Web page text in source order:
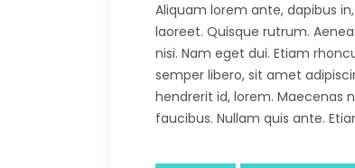
Aliquam lorem ante, dapibus
laoreet. Quisque rutrum.
nisi. Nam eget dui. Etiam
semper libero, sit amet
hendrerit id, lorem. Maecenas
faucibus. Nullam quis ante.